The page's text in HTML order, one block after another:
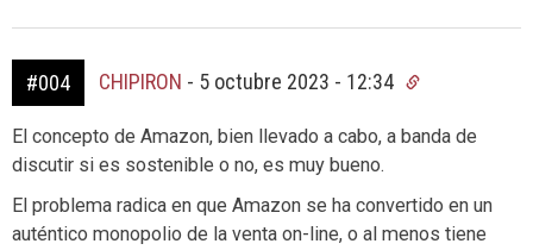
#004 CHIPIRON - 5 octubre 2023 - 12:34
El concepto de Amazon, bien llevado a cabo, a banda de
discutir si es sostenible o no, es muy bueno.
El problema radica en que Amazon se ha convertido en un
auténtico monopolio de la venta on-line, o al menos tiene